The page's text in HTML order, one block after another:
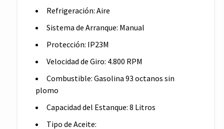
Refrigeración: Aire
Sistema de Arranque: Manual
Protección: IP23M
Velocidad de Giro: 4.800 RPM
Combustible: Gasolina 93 octanos sin
plomo
Capacidad del Estanque: 8 Litros
Tipo de Aceite: